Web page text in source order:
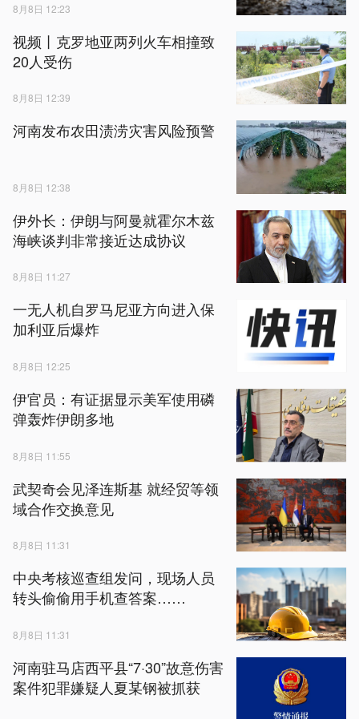
8月8日 12:23
视频丨克罗地亚两列火车相撞致
20人受伤
8月8日 12:39
河南发布农田渍涝灾害风险预警
8月8日 12:38
伊外长：伊朗与阿曼就霍尔木兹
海峡谈判非常接近达成协议
8月8日 11:27
一无人机自罗马尼亚方向进入保
加利亚后爆炸
8月8日 12:25
伊官员：有证据显示美军使用磷
弹轰炸伊朗多地
8月8日 11:55
武契奇会见泽连斯基 就经贸等领
域合作交换意见
8月8日 11:31
中央考核巡查组发问，现场人员
转头偷偷用手机查答案……
8月8日 11:31
河南驻马店西平县“7·30”故意伤害
案件犯罪嫌疑人夏某钢被抓获